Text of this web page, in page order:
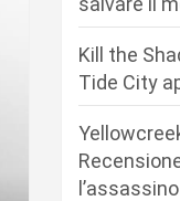
Kill the
Tide City
l’assassino